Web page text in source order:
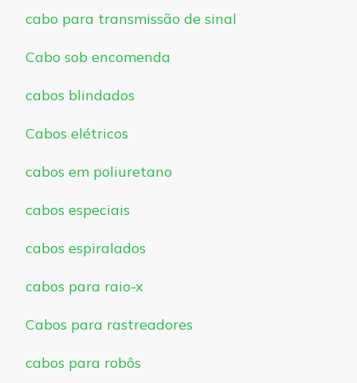
cabo para transmissão de sinal
Cabo sob encomenda
cabos blindados
Cabos elétricos
cabos em poliuretano
cabos especiais
cabos espiralados
cabos para raio-x
Cabos para rastreadores
cabos para robôs